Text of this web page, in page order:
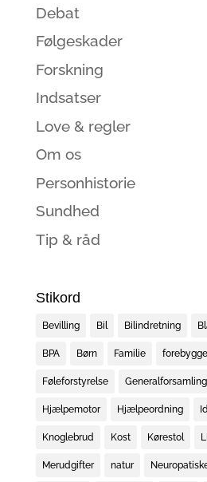
Debat
Følgeskader
Forskning
Indsatser
Love & regler
Om os
Personhistorie
Sundhed
Tip & råd
Stikord
Bevilling Bil Bilindretning
BPA Børn Familie
Føleforstyrelse Generalforsamling
Hjælpemotor Hjælpeordning
Knoglebrud Kost Kørestol
Merudgifter natur